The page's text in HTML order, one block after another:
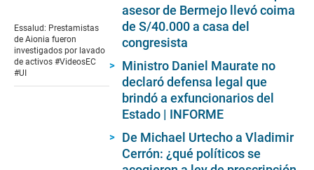
VIDEO RECOMENDADO
Essalud: Prestamistas de Aionia fueron investigados por lavado de activos #VideosEC #UI
Congreso?
Alejandro Soto: la correlación
de fuerzas en la Comisión de
Ética y los plazos para una
investigación
Colaborador eficaz afirma que
asesor de Bermejo llevó coima
de S/40.000 a casa del
congresista